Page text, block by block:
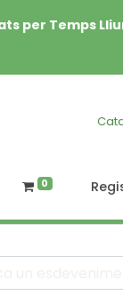
per Temps
0